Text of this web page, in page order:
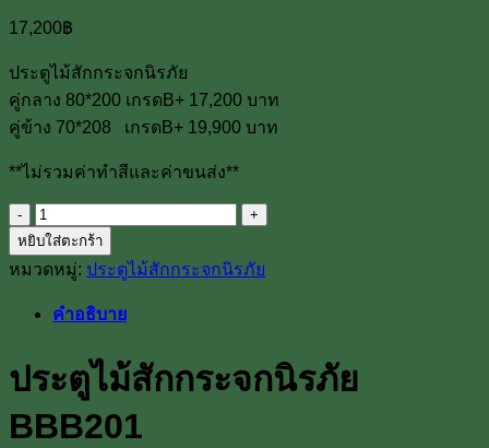
17,200฿
ประตูไม้สักกระจกนิรภัย
คู่กลาง 80*200 เกรดB+ 17,200 บาท
คู่ข้าง 70*208 เกรดB+ 19,900 บาท
**ไม่รวมค่าทำสีและค่าขนส่ง**
จำนวน
ประตู
ไม้
กระจก
BBB201
หยิบใส่ตะกร้า
หมวดหมู่: ประตูไม้สักกระจกนิรภัย
คำอธิบาย
ประตูไม้สักกระจกนิรภัย
BBB201